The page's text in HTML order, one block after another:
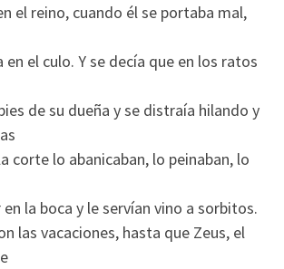
el reino, cuando él se portaba mal,
en el culo. Y se decía que en los ratos
de su dueña y se distraía hilando y
corte lo abanicaban, lo peinaban, lo
la boca y le servían vino a sorbitos.
las vacaciones, hasta que Zeus, el